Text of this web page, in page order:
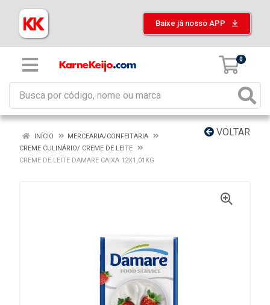
Baixe já nosso APP
0
VOLTAR
INÍCIO
MERCEARIA/CONFEITARIA
CREME CULINÁRIO/ CREME DE LEITE
CREME DE LEITE DAMARE CAIXA 12X1,01KG